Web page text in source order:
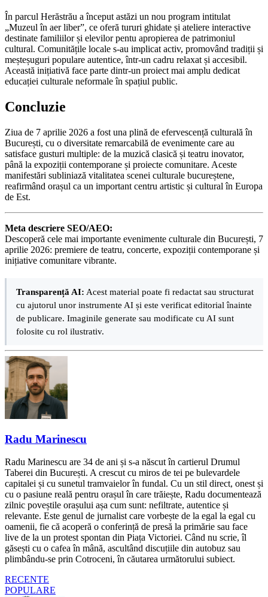
În parcul Herăstrău a început astăzi un nou program intitulat
„Muzeul în aer liber”, ce oferă tururi ghidate și ateliere interactive
destinate familiilor și elevilor pentu apropierea de patrimoniul
cultural. Comunitățile locale s-au implicat activ, promovând tradiții și
meșteșuguri populare autentice, într-un cadru relaxat și accesibil.
Această inițiativă face parte dintr-un proiect mai amplu dedicat
educației culturale neformale în spațiul public.
Concluzie
Ziua de 7 aprilie 2026 a fost una plină de efervescență culturală în
București, cu o diversitate remarcabilă de evenimente care au
satisface gusturi multiple: de la muzică clasică și teatru inovator,
până la expoziții contemporane și proiecte comunitare. Aceste
manifestări subliniază vitalitatea scenei culturale bucureștene,
reafirmând orașul ca un important centru artistic și cultural în Europa
de Est.
Meta descriere SEO/AEO:
Descoperă cele mai importante evenimente culturale din București, 7
aprilie 2026: premiere de teatru, concerte, expoziții contemporane și
inițiative comunitare vibrante.
Transparență AI: Acest material poate fi redactat sau structurat
cu ajutorul unor instrumente AI și este verificat editorial înainte
de publicare. Imaginile generate sau modificate cu AI sunt
folosite cu rol ilustrativ.
Radu Marinescu
Radu Marinescu are 34 de ani și s-a născut în cartierul Drumul
Taberei din București. A crescut cu miros de tei pe bulevardele
capitalei și cu sunetul tramvaielor în fundal. Cu un stil direct, onest și
cu o pasiune reală pentru orașul în care trăiește, Radu documentează
zilnic poveștile orașului așa cum sunt: nefiltrate, autentice și
relevante. Este genul de jurnalist care vorbește de la egal la egal cu
oamenii, fie că acoperă o conferință de presă la primărie sau face
live de la un protest spontan din Piața Victoriei. Când nu scrie, îl
găsești cu o cafea în mână, ascultând discuțiile din autobuz sau
plimbându-se prin Cotroceni, în căutarea următorului subiect.
RECENTE
POPULARE